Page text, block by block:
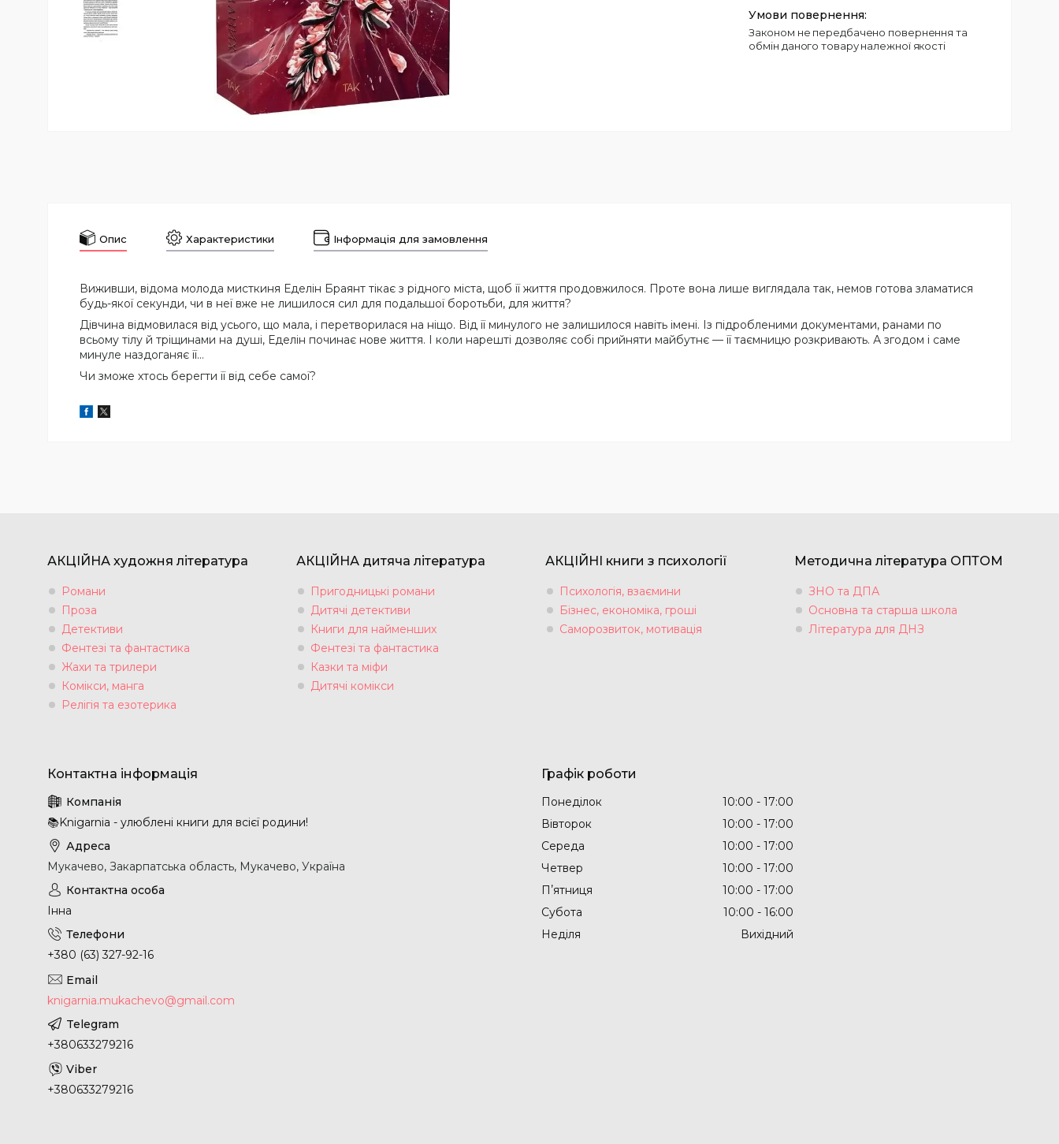
Законом не передбачено повернення та
обмін даного товару належної якості
Опис Характеристики Інформація для замовлення
Виживши, відома молода мисткиня Еделін Браянт тікає з рідного міста, щоб її життя продовжилося. Проте вона лише виглядала так, немов готова зламатися
будь-якої секунди, чи в неї вже не лишилося сил для подальшої боротьби, для життя?
Дівчина відмовилася від усього, що мала, і перетворилася на ніщо. Від її минулого не залишилося навіть імені. Із підробленими документами, ранами по
всьому тілу й тріщинами на душі, Еделін починає нове життя. І коли нарешті дозволяє собі прийняти майбутнє — її таємницю розкривають. А згодом і саме
минуле наздоганяє її…
Чи зможе хтось берегти її від себе самої?
АКЦІЙНА художня література
Романи
Проза
Детективи
Фентезі та фантастика
Жахи та трилери
Комікси, манга
Релігія та езотерика
АКЦІЙНА дитяча література
Пригодницькі романи
Дитячі детективи
Книги для найменших
Фентезі та фантастика
Казки та міфи
Дитячі комікси
АКЦІЙНІ книги з психології
Психологія, взаємини
Бізнес, економіка, гроші
Саморозвиток, мотивація
Методична література ОПТОМ
ЗНО та ДПА
Основна та старша школа
Література для ДНЗ
📚Knigarnia - улюблені книги для всієї родини!
Мукачево, Закарпатська область, Мукачево, Україна
Інна
+380 (63) 327-92-16
knigarnia.mukachevo@gmail.com
+380633279216
+380633279216
Графік роботи
Понеділок 10:00
17:00
Вівторок
10:00
17:00
Середа
10:00
17:00
Четвер
10:00
17:00
Пʼятниця
10:00
17:00
Субота
10:00
16:00
Неділя
Вихідний